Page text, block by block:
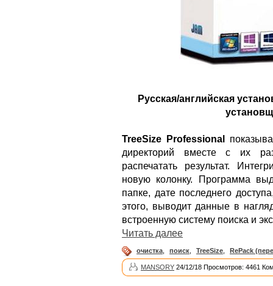
Русская/английская
TreeSize Professional
директорий вместе с их
распечатать результат.
новую колонку. Программа
папке, дате последнего
этого, выводит данные в
встроенную систему поиска и
Читать далее
очистка поиск TreeSize RePack
MANSORY 24/12/18 Просмотров: 4461